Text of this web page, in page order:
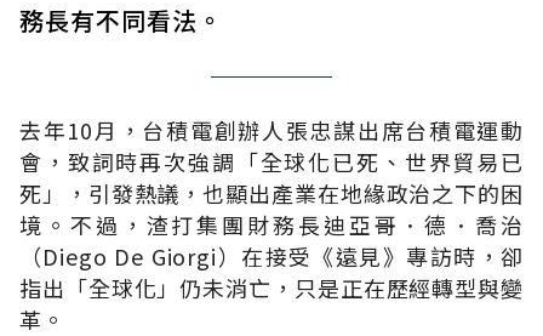
務長有不同看法。
去年10月，台積電創辦人張忠謀出席台積電運動
會，致詞時再次強調「全球化已死、世界貿易已
死」，引發熱議，也顯出產業在地緣政治之下的困
境。不過，渣打集團財務長迪亞哥．德．喬治
（Diego De Giorgi）在接受《遠見》專訪時，卻
指出「全球化」仍未消亡，只是正在歷經轉型與變
革。